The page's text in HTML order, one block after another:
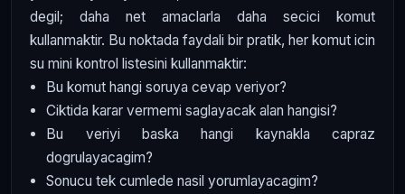
degil; daha net amaclarla daha secici komut
kullanmaktir. Bu noktada faydali bir pratik, her komut icin
su mini kontrol listesini kullanmaktir:
Bu komut hangi soruya cevap veriyor?
Ciktida karar vermemi saglayacak alan hangisi?
Bu veriyi baska hangi kaynakla capraz
dogrulayacagim?
Sonucu tek cumlede nasil yorumlayacagim?